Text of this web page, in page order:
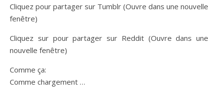
Cliquez pour partager sur Tumblr (Ouvre dans une nouvelle
fenêtre)
Cliquez sur pour partager sur Reddit (Ouvre dans une
nouvelle fenêtre)
Comme ça:
Comme chargement …